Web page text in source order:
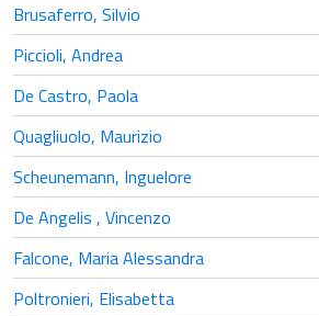
Brusaferro, Silvio
Piccioli, Andrea
De Castro, Paola
Quagliuolo, Maurizio
Scheunemann, Inguelore
De Angelis , Vincenzo
Falcone, Maria Alessandra
Poltronieri, Elisabetta